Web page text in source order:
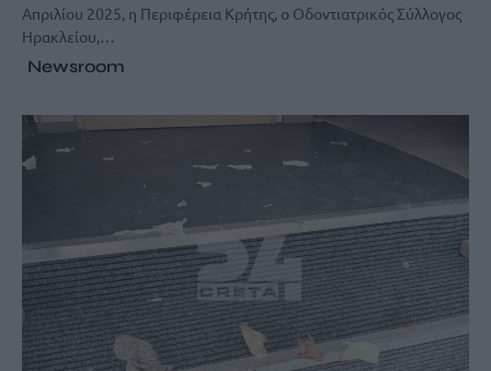
Απριλίου 2025, η Περιφέρεια Κρήτης, ο Οδοντιατρικός Σύλλογος
Ηρακλείου,…
Newsroom